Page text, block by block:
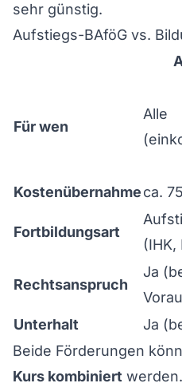
sehr günstig.
Aufstiegs-BAföG vs.
Für wen
Alle
Kostenübernahmeca.
Fortbildungsart
(IHK,
Rechtsanspruch
Ja
Unterhalt Ja
Beide Förderungen
Kurs kombiniert